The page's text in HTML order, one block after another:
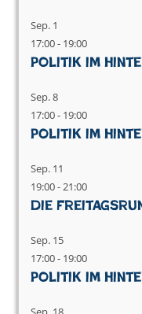
Sep. 1
17:00- 19:00
Politik im
Sep.8
17:00- 19:00
Politik im
Sep. 11
19:00-21:00
Die
Sep. 15
17:00- 19:00
Politik im